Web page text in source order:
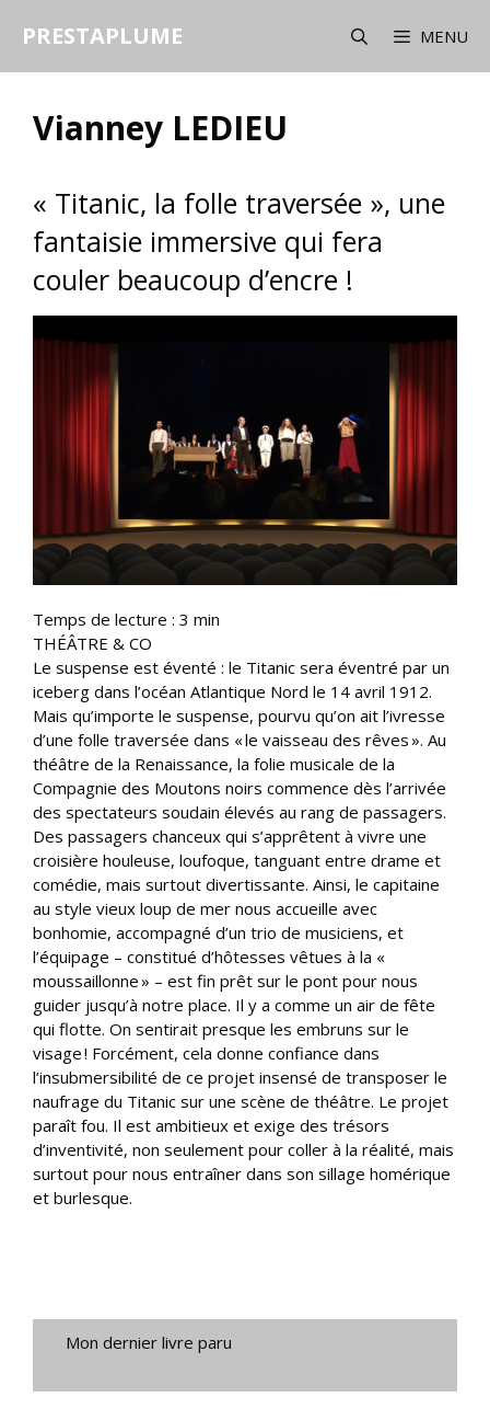
PRESTAPLUME MENU
Vianney LEDIEU
« Titanic, la folle traversée », une
fantaisie immersive qui fera
couler beaucoup d’encre !
Temps de lecture : 3 min
THÉÂTRE & CO
Le suspense est éventé : le Titanic sera éventré par un
iceberg dans l’océan Atlantique Nord le 14 avril 1912.
Mais qu’importe le suspense, pourvu qu’on ait l’ivresse
d’une folle traversée dans « le vaisseau des rêves ». Au
théâtre de la Renaissance, la folie musicale de la
Compagnie des Moutons noirs commence dès l’arrivée
des spectateurs soudain élevés au rang de passagers.
Des passagers chanceux qui s’apprêtent à vivre une
croisière houleuse, loufoque, tanguant entre drame et
comédie, mais surtout divertissante. Ainsi, le capitaine
au style vieux loup de mer nous accueille avec
bonhomie, accompagné d’un trio de musiciens, et
l’équipage – constitué d’hôtesses vêtues à la «
moussaillonne » – est fin prêt sur le pont pour nous
guider jusqu’à notre place. Il y a comme un air de fête
qui flotte. On sentirait presque les embruns sur le
visage ! Forcément, cela donne confiance dans
l’insubmersibilité de ce projet insensé de transposer le
naufrage du Titanic sur une scène de théâtre. Le projet
paraît fou. Il est ambitieux et exige des trésors
d’inventivité, non seulement pour coller à la réalité, mais
surtout pour nous entraîner dans son sillage homérique
et burlesque.
Mon dernier livre paru